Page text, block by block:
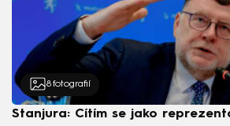
8 fotografií
Stanjura: Cítím se jako